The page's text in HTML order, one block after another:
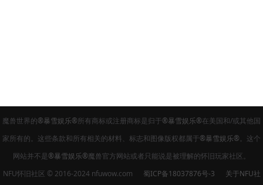
魔兽世界的®暴雪娱乐®所有商标或注册商标是归于®暴雪娱乐®在美国和/或其他国
家所有的。这些条款和所有相关的材料、标志和图像版权都属于®暴雪娱乐®。这个
网站并不是®暴雪娱乐®魔兽官方网站或者只能说是被理解的怀旧玩家社区。
NFU怀旧社区 © 2016-2024 nfuwow.com
蜀ICP备18037876号-3 关于NFU社